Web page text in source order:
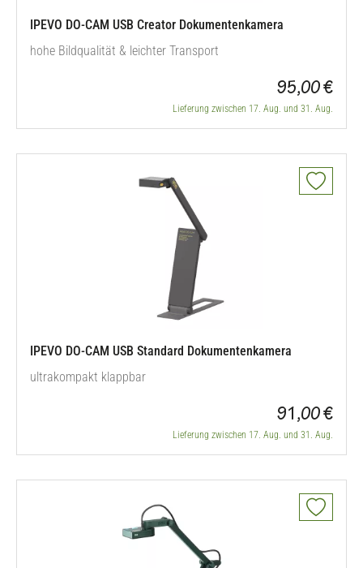
IPEVO DO-CAM USB Creator Dokumentenkamera
hohe Bildqualität & leichter Transport
95,00 €
Lieferung zwischen 17. Aug. und 31. Aug.
IPEVO DO-CAM USB Standard Dokumentenkamera
ultrakompakt klappbar
91,00 €
Lieferung zwischen 17. Aug. und 31. Aug.